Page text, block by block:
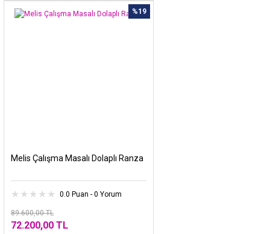
%19
Melis Çalışma Masalı Dolaplı Ranza
0.0 Puan - 0 Yorum
89.600,00 TL
72.200,00 TL